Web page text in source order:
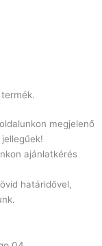
megjelenő
ajánlatkérés
határidővel,